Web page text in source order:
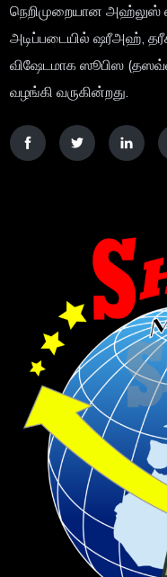
நெறிமுறையான
அடிப்படையில் ஷரீஅஹ்,
விஷேடமாக ஸூபிஸ
வழங்கி வருகின்றது.